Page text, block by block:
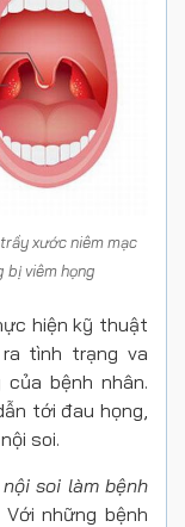
xước niêm mạc
bị viêm họng
hiện kỹ thuật
tình trạng va
bệnh nhân.
tới đau họng,
soi.
soi làm bệnh
Với những bệnh